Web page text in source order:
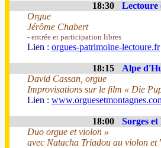
18:30 Lectoure
Orgue
Jérôme Chabert
- entrée et participation libres
Lien : orgues-patrimoine-lectoure.fr
18:15
Alpe
David Cassan, orgue
Improvisations sur le film « Die
Lien :
18:00
Sorges
Duo orgue et violon »
avec Natacha Triadou au violon et